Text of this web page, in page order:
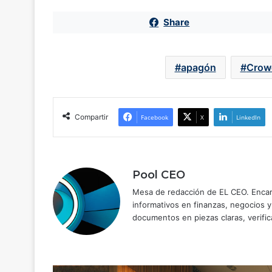
Share
apagón
Compartir Facebook X LinkedIn
Pool CEO
Mesa de redacción de EL CEO.
informativos en finanzas, negocios
documentos en piezas claras,